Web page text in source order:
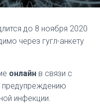
до 8 ноября 2020
через гугл-анкету
онлайн в связи с
инфекции.